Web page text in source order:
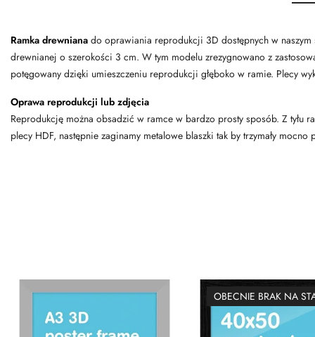
Ramka drewniana do oprawiania reprodukcji 3D dostępnych w naszym
drewnianej o szerokości 3 cm. W tym modelu zrezygnowano z
potęgowany dzięki umieszczeniu reprodukcji głęboko w ramie. Plecy
Oprawa reprodukcji lub zdjęcia
Reprodukcję można obsadzić w ramce w bardzo prosty sposób. Z tyłu
plecy HDF, następnie zaginamy metalowe blaszki tak by trzymały mocno
OBECNIE BRAK NA